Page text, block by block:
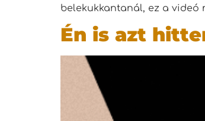
belekukkantanál, ez a videó
Én is azt